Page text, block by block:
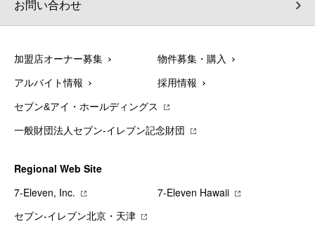
お問い合わせ
加盟店オーナー募集 物件募集・購入
アルバイト情報 採用情報
セブン&アイ・ホールディングス
一般財団法人セブン-イレブン記念財団
Regional Web Site
7‐Eleven, Inc.
7‐Eleven Hawaii
セブン‐イレブン北京・天津